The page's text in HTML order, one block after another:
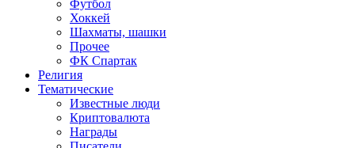
Футбол
Хоккей
Шахматы, шашки
Прочее
ФК Спартак
Религия
Тематические
Известные люди
Криптовалюта
Награды